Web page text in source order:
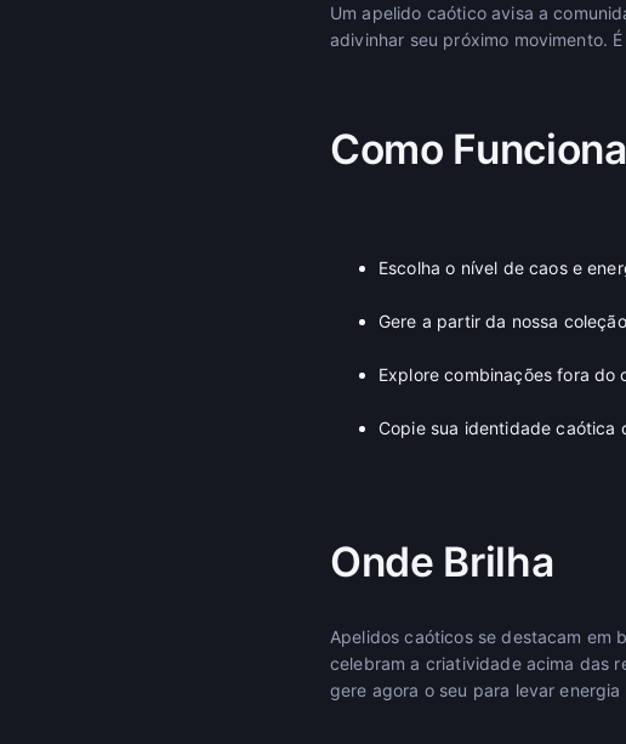
Um apelido caótico avisa a
adivinhar seu próximo movimento.
Como Funciona
Escolha o nível de caos e
Gere a partir da nossa
Explore combinações fora do
Copie sua identidade caótica
Onde Brilha
Apelidos caóticos se destacam em
celebram a criatividade acima das
gere agora o seu para levar